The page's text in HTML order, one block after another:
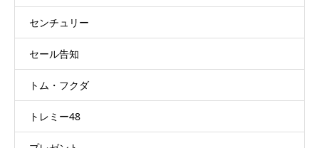
センチュリー
セール告知
トム・フクダ
トレミー48